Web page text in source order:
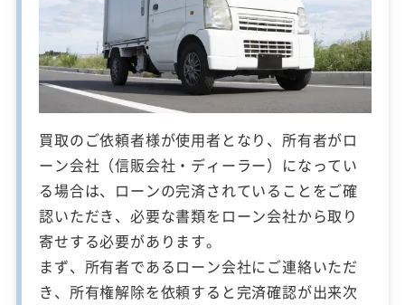
買取のご依頼者様が使用者となり、所有者がロ
ーン会社（信販会社・ディーラー）になってい
る場合は、ローンの完済されていることをご確
認いただき、必要な書類をローン会社から取り
寄せする必要があります。
まず、所有者であるローン会社にご連絡いただ
き、所有権解除を依頼すると完済確認が出来次